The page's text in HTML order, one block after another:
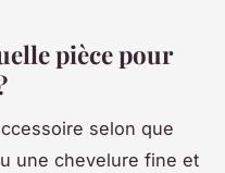
pièce pour
selon que
une chevelure fine et